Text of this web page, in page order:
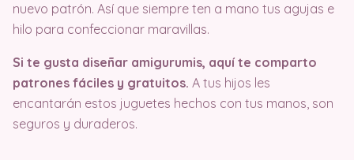
nuevo patrón. Así que siempre ten a mano tus agujas e
hilo para confeccionar maravillas.
Si te gusta diseñar amigurumis, aquí te comparto
patrones fáciles y gratuitos. A tus hijos les
encantarán estos juguetes hechos con tus manos, son
seguros y duraderos.